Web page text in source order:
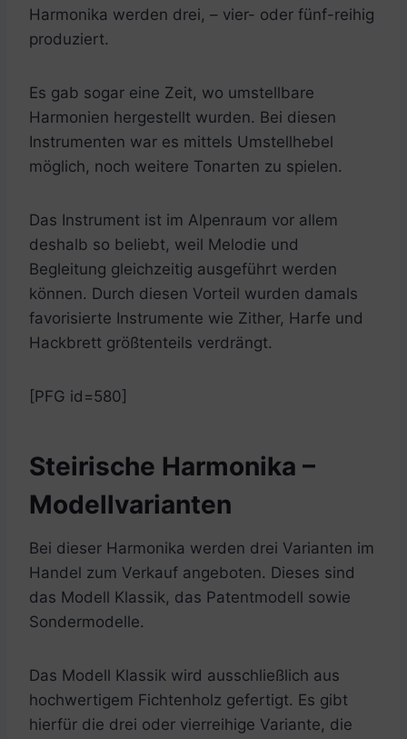
Harmonika werden drei, – vier- oder fünf-reihig
produziert.
Es gab sogar eine Zeit, wo umstellbare
Harmonien hergestellt wurden. Bei diesen
Instrumenten war es mittels Umstellhebel
möglich, noch weitere Tonarten zu spielen.
Das Instrument ist im Alpenraum vor allem
deshalb so beliebt, weil Melodie und
Begleitung gleichzeitig ausgeführt werden
können. Durch diesen Vorteil wurden damals
favorisierte Instrumente wie Zither, Harfe und
Hackbrett größtenteils verdrängt.
[PFG id=580]
Steirische Harmonika –
Modellvarianten
Bei dieser Harmonika werden drei Varianten im
Handel zum Verkauf angeboten. Dieses sind
das Modell Klassik, das Patentmodell sowie
Sondermodelle.
Das Modell Klassik wird ausschließlich aus
hochwertigem Fichtenholz gefertigt. Es gibt
hierfür die drei oder vierreihige Variante, die